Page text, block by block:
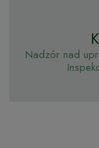
Nadzór nad